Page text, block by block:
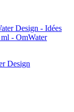
Design